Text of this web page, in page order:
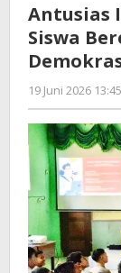
Antusias
Siswa
19 Juni 2026